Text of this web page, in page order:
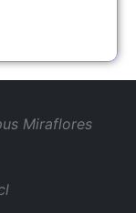
Miraflores